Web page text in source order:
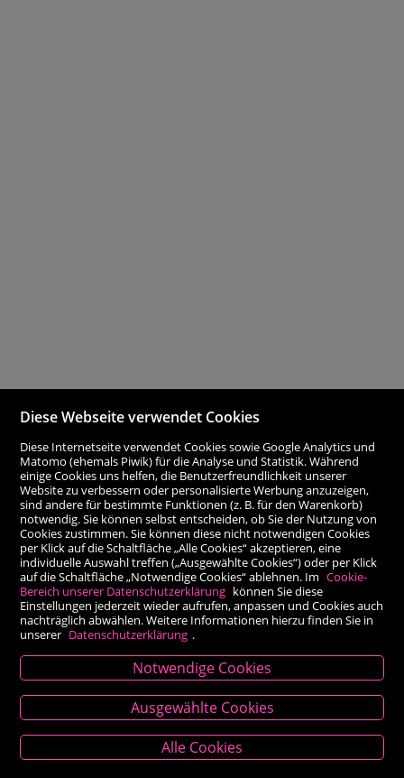
Kontakt
Besold Buch-Papier
Hauptplatz 14, 9300 St. Veit an der Glan
Diese Webseite verwendet Cookies
Diese Internetseite verwendet Cookies sowie Google Analytics und
Matomo (ehemals Piwik) für die Analyse und Statistik. Während
einige Cookies uns helfen, die Benutzerfreundlichkeit unserer
Website zu verbessern oder personalisierte Werbung anzuzeigen,
sind andere für bestimmte Funktionen (z. B. für den Warenkorb)
notwendig. Sie können selbst entscheiden, ob Sie der Nutzung von
Cookies zustimmen. Sie können diese nicht notwendigen Cookies
per Klick auf die Schaltfläche „Alle Cookies“ akzeptieren, eine
individuelle Auswahl treffen („Ausgewählte Cookies“) oder per Klick
auf die Schaltfläche „Notwendige Cookies“ ablehnen. Im Cookie-
Bereich unserer Datenschutzerklärung können Sie diese
Einstellungen jederzeit wieder aufrufen, anpassen und Cookies auch
nachträglich abwählen. Weitere Informationen hierzu finden Sie in
unserer Datenschutzerklärung .
Notwendige Cookies
Ausgewählte Cookies
Alle Cookies